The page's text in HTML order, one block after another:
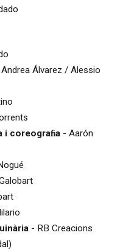
Álvarez / Alessio
i coreograﬁa- Aarón
- RB Creacions